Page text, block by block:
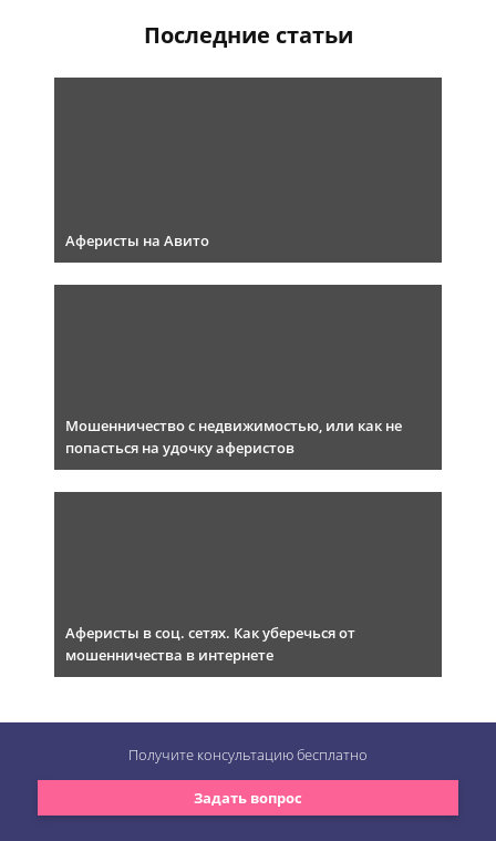
Последние статьи
Аферисты на Авито
Мошенничество с недвижимостью, или как не
попасться на удочку аферистов
Аферисты в соц. сетях. Как уберечься от
мошенничества в интернете
Задать вопрос
Получите консультациюбесплатно